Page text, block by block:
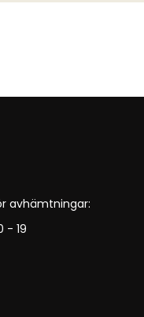
avhämtningar:
- 19